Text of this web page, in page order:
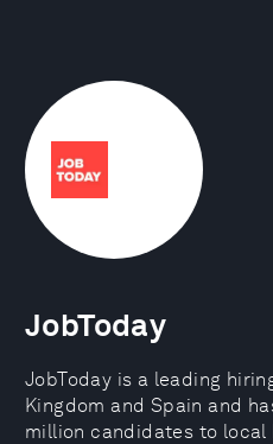
JobToday
JobToday is a leading
Kingdom and Spain and
million candidates to local